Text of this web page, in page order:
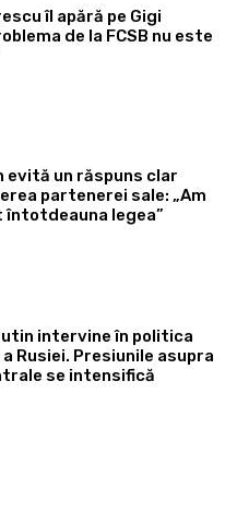
îl apără pe Gigi
de la FCSB nu este
evită un răspuns clar
partenerei sale: „Am
legea”
intervine în politica
Rusiei. Presiunile asupra
se intensifică